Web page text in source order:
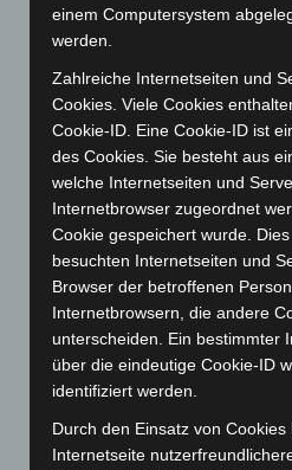
Hannover: Erste Tigermücken-
entdeckt
7. August 2026
Brand im „Haus der Begegnung“
Region Hannover: 21 neue
Roten Kreuz
5. August 2026
Mann läuft mit Hockeyschläger
Zeugen
5. August 2026
Celle: Mensch stirbt bei Bagger-
5. August 2026
einem Computersystem
werden.
Zahlreiche Internetseiten und
Cookies. Viele Cookies
Cookie-ID. Eine Cookie-ID ist
des Cookies. Sie besteht aus
welche Internetseiten und
Internetbrowser zugeordnet
Cookie gespeichert wurde.
besuchten Internetseiten und
Browser der betroffenen
Internetbrowsern, die andere
unterscheiden. Ein bestimmter
über die eindeutige Cookie-ID
identifiziert werden.
Durch den Einsatz von
Internetseite